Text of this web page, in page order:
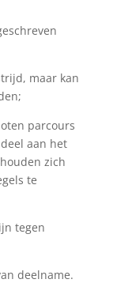
maar kan
parcours
aan het
zich
te
tegen
deelname.